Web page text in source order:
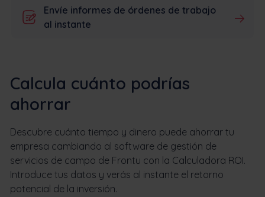
Envíe informes de órdenes de trabajo
al instante
Calcula cuánto podrías
ahorrar
Descubre cuánto tiempo y dinero puede ahorrar tu
empresa cambiando al software de gestión de
servicios de campo de Frontu con la Calculadora ROI.
Introduce tus datos y verás al instante el retorno
potencial de la inversión.